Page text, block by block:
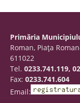
Primăria
Roman, Piaţa
611022
Tel. 0233.741.119,
Fax: 0233.741.604
Email: